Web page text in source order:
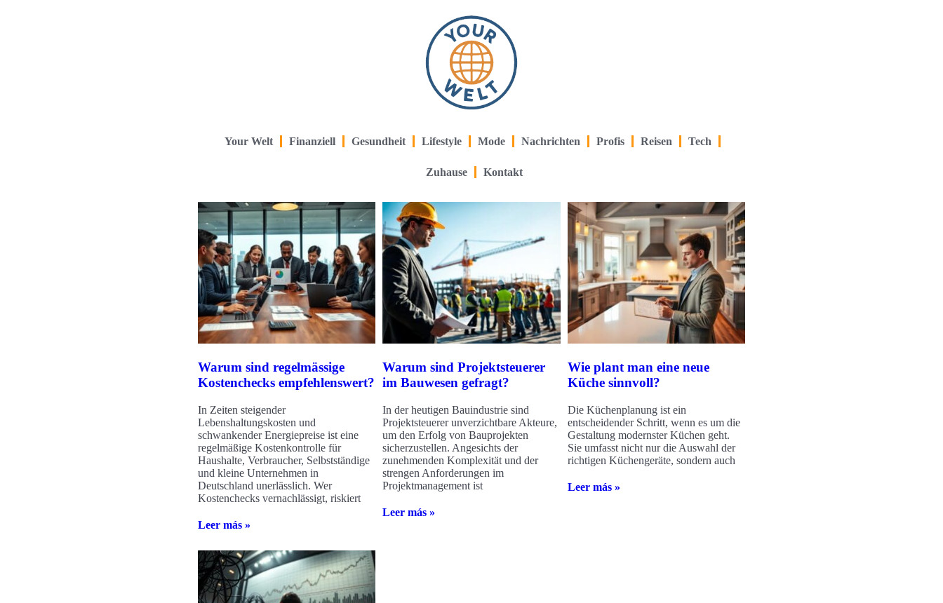
Your Welt Finanziell Gesundheit Lifestyle Mode Nachrichten Profis Reisen Tech
Zuhause Kontakt
Warum sind regelmässige
Kostenchecks empfehlenswert?
In Zeiten steigender
Lebenshaltungskosten und
schwankender Energiepreise ist eine
regelmäßige Kostenkontrolle für
Haushalte, Verbraucher, Selbstständige
und kleine Unternehmen in
Deutschland unerlässlich. Wer
Kostenchecks vernachlässigt, riskiert
Leer más »
Warum sind Projektsteuerer
im Bauwesen gefragt?
In der heutigen Bauindustrie sind
Projektsteuerer unverzichtbare Akteure,
um den Erfolg von Bauprojekten
sicherzustellen. Angesichts der
zunehmenden Komplexität und der
strengen Anforderungen im
Projektmanagement ist
Leer más »
Wie plant man eine neue
Küche sinnvoll?
Die Küchenplanung ist ein
entscheidender Schritt, wenn es um die
Gestaltung modernster Küchen geht.
Sie umfasst nicht nur die Auswahl der
richtigen Küchengeräte, sondern auch
Leer más »